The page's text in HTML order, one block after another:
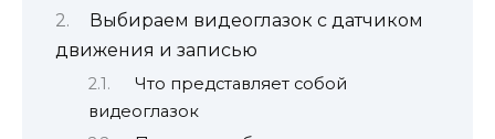
Выбираем видеоглазок с датчиком
движения и записью
Что представляет собой
видеоглазок